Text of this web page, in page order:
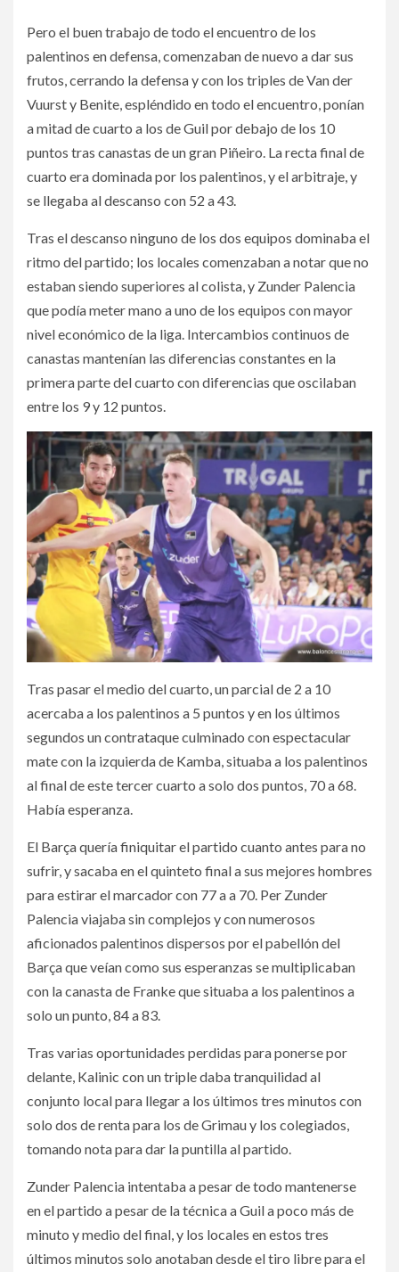
Pero el buen trabajo de todo el encuentro de los
palentinos en defensa, comenzaban de nuevo a dar sus
frutos, cerrando la defensa y con los triples de Van der
Vuurst y Benite, espléndido en todo el encuentro, ponían
a mitad de cuarto a los de Guil por debajo de los 10
puntos tras canastas de un gran Piñeiro. La recta final de
cuarto era dominada por los palentinos, y el arbitraje, y
se llegaba al descanso con 52 a 43.
Tras el descanso ninguno de los dos equipos dominaba el
ritmo del partido; los locales comenzaban a notar que no
estaban siendo superiores al colista, y Zunder Palencia
que podía meter mano a uno de los equipos con mayor
nivel económico de la liga. Intercambios continuos de
canastas mantenían las diferencias constantes en la
primera parte del cuarto con diferencias que oscilaban
entre los 9 y 12 puntos.
Tras pasar el medio del cuarto, un parcial de 2 a 10
acercaba a los palentinos a 5 puntos y en los últimos
segundos un contrataque culminado con espectacular
mate con la izquierda de Kamba, situaba a los palentinos
al final de este tercer cuarto a solo dos puntos, 70 a 68.
Había esperanza.
El Barça quería finiquitar el partido cuanto antes para no
sufrir, y sacaba en el quinteto final a sus mejores hombres
para estirar el marcador con 77 a a 70. Per Zunder
Palencia viajaba sin complejos y con numerosos
aficionados palentinos dispersos por el pabellón del
Barça que veían como sus esperanzas se multiplicaban
con la canasta de Franke que situaba a los palentinos a
solo un punto, 84 a 83.
Tras varias oportunidades perdidas para ponerse por
delante, Kalinic con un triple daba tranquilidad al
conjunto local para llegar a los últimos tres minutos con
solo dos de renta para los de Grimau y los colegiados,
tomando nota para dar la puntilla al partido.
Zunder Palencia intentaba a pesar de todo mantenerse
en el partido a pesar de la técnica a Guil a poco más de
minuto y medio del final, y los locales en estos tres
últimos minutos solo anotaban desde el tiro libre para el